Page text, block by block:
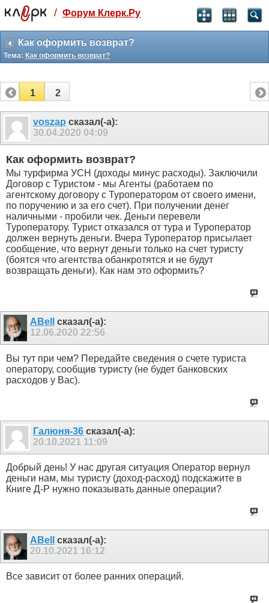
Святые угодники, Клерк без рекламы
прекрасен:)
месяц
3 месяца
259 ₽
-10%
полгода
499 ₽
-15%
Отмена Оплатить
/ Форум Клерк.Ру
Как оформить возврат?
Тема: Как оформить возврат?
1 2
voszap сказал(-а):
30.04.2020 04:09
Как оформить возврат?
Мы турфирма УСН (доходы минус расходы). Заключили
Договор с Туристом - мы Агенты (работаем по
агентскому договору с Туроператором от своего имени,
по поручению и за его счет). При получении денег
наличными - пробили чек. Деньги перевели
Туроператору. Турист отказался от тура и Туроператор
должен вернуть деньги. Вчера Туроператор присылает
сообщение, что вернут деньги только на счет туристу
(боятся что агентства обанкротятся и не будут
возвращать деньги). Как нам это оформить?
ABell
сказал(-а):
12.06.2020 22:56
Вы тут при чем? Передайте сведения о счете туриста
оператору, сообщив туристу (не будет банковских
расходов у Вас).
Галюня-36 сказал(-а):
20.10.2021 11:09
Добрый день! У нас другая ситуация Оператор вернул
деньги нам, мы туристу (доход-расход) подскажите в
Книге Д-Р нужно показывать данные операции?
ABell
сказал(-а):
20.10.2021 16:12
Все зависит от более ранних операций.